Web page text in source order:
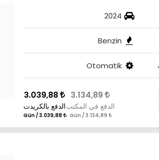
2024
Benzin
Otomatik
3.134,89
الدفع في المكتب
3.039,88
الدفع بالكريدت
3.039,88 / Gün